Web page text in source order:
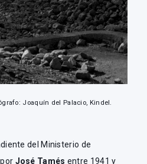
Joaquín del Palacio, Kindel.
del Ministerio de
José Tamés entre 1941 y